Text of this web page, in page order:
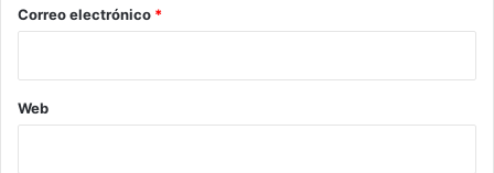
*
Correo electrónico *
Web